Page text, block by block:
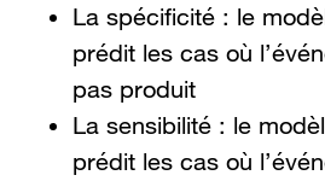
La spécificité : le
prédit les cas où
pas produit
La sensibilité : le
prédit les cas où